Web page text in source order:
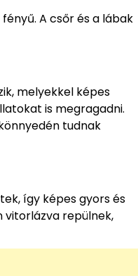
A csőr és a lábak
melyekkel képes
is megragadni.
tudnak
így képes gyors és
vitorlázva repülnek,